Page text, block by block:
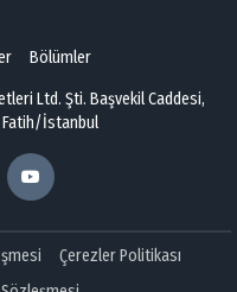
Bölümler
Ltd. Şti. Başvekil Caddesi,
Fatih/İstanbul
Çerezler Politikası